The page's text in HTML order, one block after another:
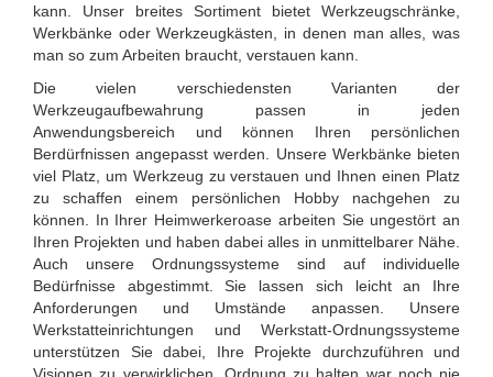
kann. Unser breites Sortiment bietet Werkzeugschränke,
Werkbänke oder Werkzeugkästen, in denen man alles, was
man so zum Arbeiten braucht, verstauen kann.
Die vielen verschiedensten Varianten der
Werkzeugaufbewahrung passen in jeden
Anwendungsbereich und können Ihren persönlichen
Berdürfnissen angepasst werden. Unsere Werkbänke bieten
viel Platz, um Werkzeug zu verstauen und Ihnen einen Platz
zu schaffen einem persönlichen Hobby nachgehen zu
können. In Ihrer Heimwerkeroase arbeiten Sie ungestört an
Ihren Projekten und haben dabei alles in unmittelbarer Nähe.
Auch unsere Ordnungssysteme sind auf individuelle
Bedürfnisse abgestimmt. Sie lassen sich leicht an Ihre
Anforderungen und Umstände anpassen. Unsere
Werkstatteinrichtungen und Werkstatt-Ordnungssysteme
unterstützen Sie dabei, Ihre Projekte durchzuführen und